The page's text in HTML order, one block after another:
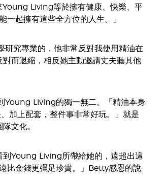
Living等於擁有健康、快樂、平
起擁有這些全方位的人生。」
究專業的，他非常反對我使用精油在
而退縮，相反她主動邀請丈夫聽其他
Young Living的獨一無二。「精油本身
加上配套，整件事非常好玩。」就是
文化。
到Young Living所帶給她的，遠超出這
比金錢更彌足珍貴。」Betty感恩的說